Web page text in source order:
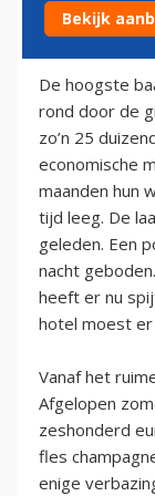
11 december
De hoogste
rond door de
zo’n 25
economische
maanden hun
tijd leeg. De
geleden. Een
nacht
heeft er nu
hotel moest er
Vanaf het
Afgelopen
zeshonderd
fles
enige
Bekijk